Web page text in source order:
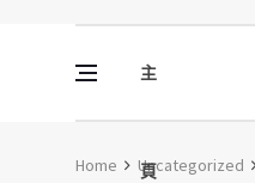
主
頁
Vine Media
葡萄樹傳媒
Home Uncategorized